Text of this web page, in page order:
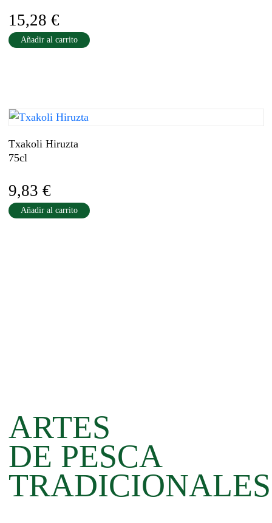
15,28 €
Añadir al carrito
Txakoli Hiruzta
75cl
9,83 €
Añadir al carrito
ARTES
DE PESCA
TRADICIONALES